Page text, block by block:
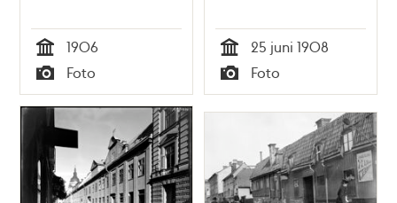
Tid
1906
Typ
Foto Tid
25 juni 1908
Typ
Foto